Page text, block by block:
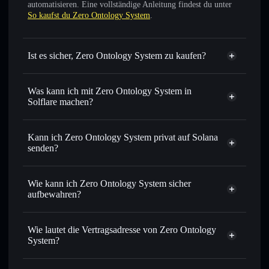
automatisieren. Eine vollständige Anleitung findest du unter
So kaufst du Zero Ontology System.
Ist es sicher, Zero Ontology System zu kaufen?
Zero Ontology System verifizierter Token
Was kann ich mit Zero Ontology System in
Solflare machen?
Zero Ontology System
Solflare-Wallet
Sofort tauschen– handle SOLFUNMEME gegen SOL,
USDC oder Tausende anderer Solana-Tokens mit
Zielkurs für SOLFUNMEME
Durchschnittskosteneffekt nutzen
per Durchschnittskosteneffekt in SOLFUNMEME
Privat senden
– übertrage SOLFUNMEME, ohne Wallets
integrierten Privacy Aggregators
Kann ich Zero Ontology System privat auf Solana
senden?
Solflare-Wallet
Privacy
System
Wie kann ich Zero Ontology System sicher
aufbewahren?
Zero Ontology System
Wie lautet die Vertragsadresse von Zero Ontology
System?
Zero Ontology